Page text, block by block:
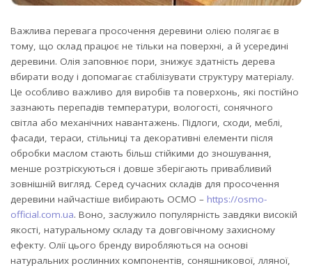
Важлива перевага просочення деревини олією полягає в
тому, що склад працює не тільки на поверхні, а й усередині
деревини. Олія заповнює пори, знижує здатність дерева
вбирати воду і допомагає стабілізувати структуру матеріалу.
Це особливо важливо для виробів та поверхонь, які постійно
зазнають перепадів температури, вологості, сонячного
світла або механічних навантажень. Підлоги, сходи, меблі,
фасади, тераси, стільниці та декоративні елементи після
обробки маслом стають більш стійкими до зношування,
менше розтріскуються і довше зберігають привабливий
зовнішній вигляд. Серед сучасних складів для просочення
деревини найчастіше вибирають ОСМО – https://osmo-
official.com.ua. Воно, заслужило популярність завдяки високій
якості, натуральному складу та довговічному захисному
ефекту. Олії цього бренду виробляються на основі
натуральних рослинних компонентів, соняшникової, лляної,